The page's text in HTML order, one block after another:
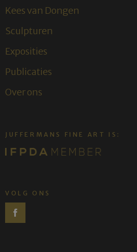
Kees van Dongen
Sculpturen
Exposities
Publicaties
Over ons
JUFFERMANS FINE ART IS:
VOLG ONS